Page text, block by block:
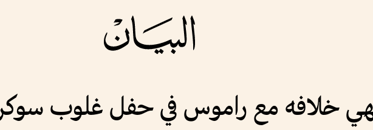
خلافه مع راموس في حفل غلوب